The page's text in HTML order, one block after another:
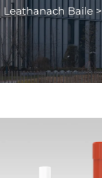
Leathanach Baile >